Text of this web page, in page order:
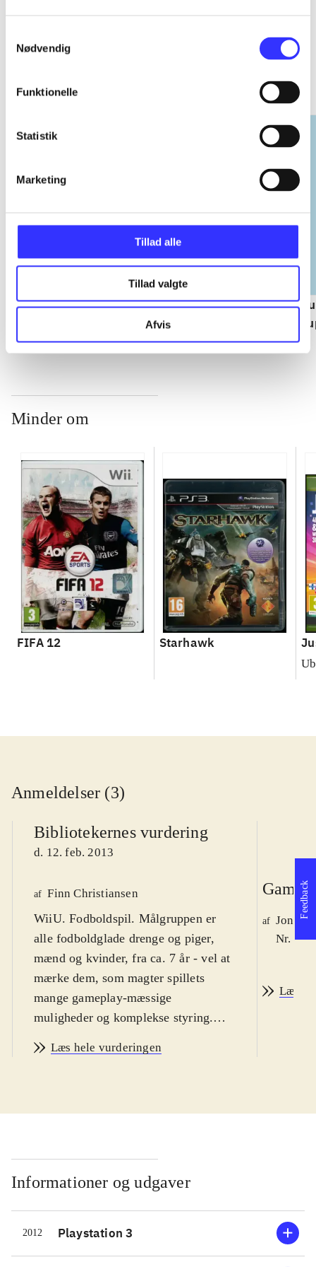
Nødvendig
Funktionelle
Statistik
Marketing
Tillad alle
Tillad valgte
Afvis
EA sports
Gå til serien
NHL (Pc) NBA live (Pc)
Minder om
FIFA 12 Starhawk
Anmeldelser (3)
Bibliotekernes vurdering
d. 12. feb. 2013
af Finn Christiansen
WiiU. Fodboldspil. Målgruppen er
alle fodboldglade drenge og piger,
mænd og kvinder, fra ca. 7 år - vel at
mærke dem, som magter spillets
mange gameplay-mæssige
muligheder og komplekse styring.
lidt højere end i de normale FIFA-
engelsk. PEGI: 3.
konsollen. Helt grundlæggende er
FIFA 13 et helt igennem glimrende
fodboldspil. Der er bygget ovenpå på
12-versionen og alt virker som det
skal. Spil-mekanikken er solid og
realistisk, grafikken er super flot og
Læs hele vurderingen
Game
af Jonas
Nr.
Læs
Informationer og udgaver
2012 Playstation 3
Feedback